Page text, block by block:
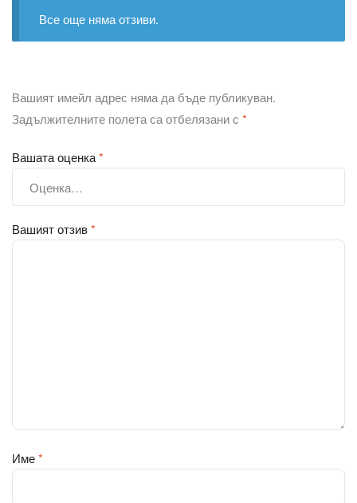
Все още няма отзиви.
Вашият имейл адрес няма да бъде публикуван.
Задължителните полета са отбелязани с *
Вашата оценка*
Вашият отзив*
Име*